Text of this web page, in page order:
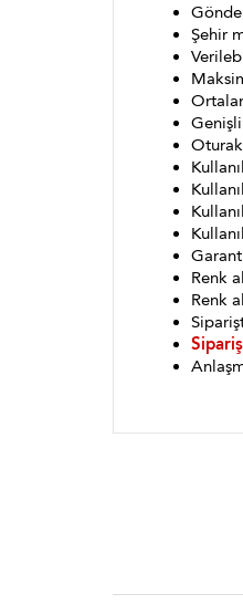
Şehir
Renk
Renk